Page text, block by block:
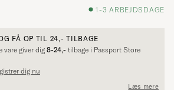
1-3 ARBEJDSDAGE
FÅ OP TIL 24,- TILBAGE
vare giver dig 8-24,- tilbage i Passport Store
dig nu
Læs mere